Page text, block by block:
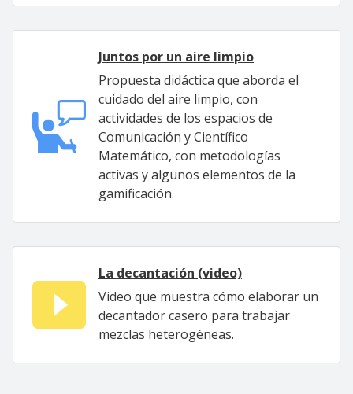
Juntos por un aire limpio
Propuesta didáctica que aborda el
cuidado del aire limpio, con
actividades de los espacios de
Comunicación y Científico
Matemático, con metodologías
activas y algunos elementos de la
gamificación.
La decantación (video)
Video que muestra cómo elaborar un
decantador casero para trabajar
mezclas heterogéneas.